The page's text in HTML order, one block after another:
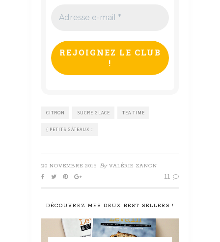
e-
*
CITRON SUCRE GLACE TEA TIME
{ PETITS GÂTEAUX ::
20 NOVEMBRE 2015 By VALÉRIE ZANON
11
DÉCOUVREZ MES DEUX BEST SELLERS !